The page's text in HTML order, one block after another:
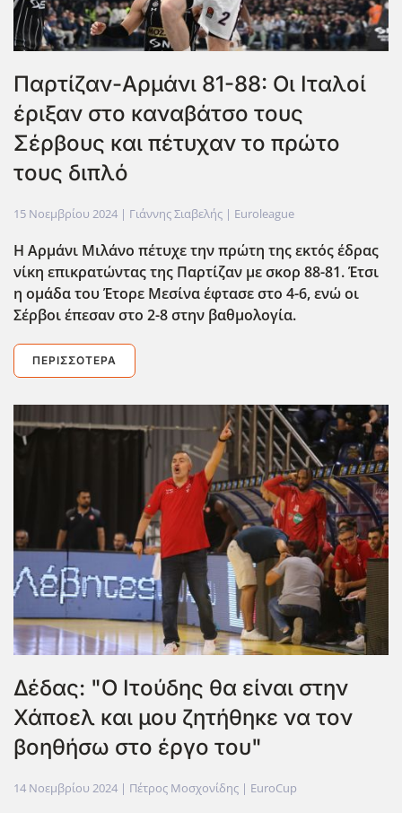
Παρτίζαν-Αρμάνι 81-88: Οι Ιταλοί
έριξαν στο καναβάτσο τους
Σέρβους και πέτυχαν το πρώτο
τους διπλό
15 Νοεμβρίου 2024 | Γιάννης Σιαβελής | Euroleague
Η Αρμάνι Μιλάνο πέτυχε την πρώτη της εκτός έδρας
νίκη επικρατώντας της Παρτίζαν με σκορ 88-81. Έτσι
η ομάδα του Έτορε Μεσίνα έφτασε στο 4-6, ενώ οι
Σέρβοι έπεσαν στο 2-8 στην βαθμολογία.
ΠΕΡΙΣΣΌΤΕΡΑ
Δέδας: "Ο Ιτούδης θα είναι στην
Χάποελ και μου ζητήθηκε να τον
βοηθήσω στο έργο του"
14 Νοεμβρίου 2024 | Πέτρος Μοσχονίδης | EuroCup